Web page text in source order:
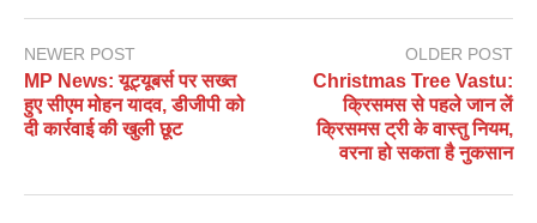
NEWER POST
MP News: यूट्यूबर्स पर सख्त
हुए सीएम मोहन यादव, डीजीपी को
दी कार्रवाई की खुली छूट
OLDER POST
Christmas Tree Vastu:
क्रिसमस से पहले जान लें
क्रिसमस ट्री के वास्तु नियम,
वरना हो सकता है नुकसान